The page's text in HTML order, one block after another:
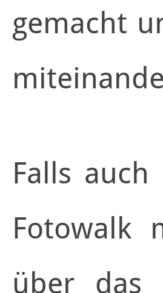
gemacht
Falls
Fotowalk
über das